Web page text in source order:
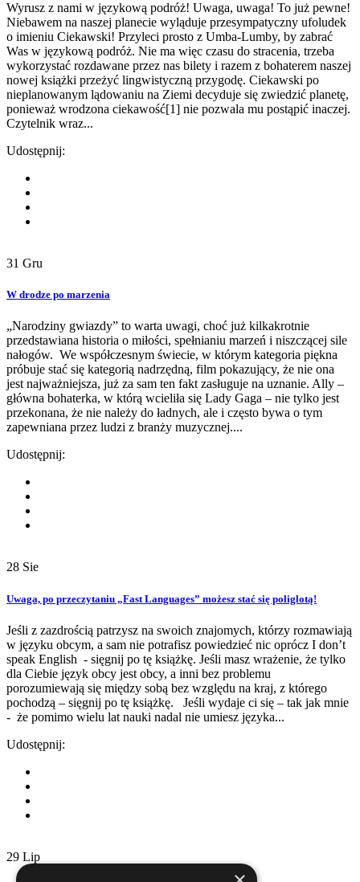
Wyrusz z nami w językową podróż! Uwaga, uwaga! To już pewne!
Niebawem na naszej planecie wyląduje przesympatyczny ufoludek
o imieniu Ciekawski! Przyleci prosto z Umba-Lumby, by zabrać
Was w językową podróż. Nie ma więc czasu do stracenia, trzeba
wykorzystać rozdawane przez nas bilety i razem z bohaterem naszej
nowej książki przeżyć lingwistyczną przygodę. Ciekawski po
nieplanowanym lądowaniu na Ziemi decyduje się zwiedzić planetę,
ponieważ wrodzona ciekawość[1] nie pozwala mu postąpić inaczej.
Czytelnik wraz...
Udostępnij:
31 Gru
W drodze po marzenia
„Narodziny gwiazdy” to warta uwagi, choć już kilkakrotnie
przedstawiana historia o miłości, spełnianiu marzeń i niszczącej sile
nałogów. We współczesnym świecie, w którym kategoria piękna
próbuje stać się kategorią nadrzędną, film pokazujący, że nie ona
jest najważniejsza, już za sam ten fakt zasługuje na uznanie. Ally –
główna bohaterka, w którą wcieliła się Lady Gaga – nie tylko jest
przekonana, że nie należy do ładnych, ale i często bywa o tym
zapewniana przez ludzi z branży muzycznej....
Udostępnij:
28 Sie
Uwaga, po przeczytaniu „Fast Languages” możesz stać się poliglotą!
Jeśli z zazdrością patrzysz na swoich znajomych, którzy rozmawiają
w języku obcym, a sam nie potrafisz powiedzieć nic oprócz I don’t
speak English - sięgnij po tę książkę. Jeśli masz wrażenie, że tylko
dla Ciebie język obcy jest obcy, a inni bez problemu
porozumiewają się między sobą bez względu na kraj, z którego
pochodzą – sięgnij po tę książkę. Jeśli wydaje ci się – tak jak mnie
- że pomimo wielu lat nauki nadal nie umiesz języka...
Udostępnij:
29 Lip